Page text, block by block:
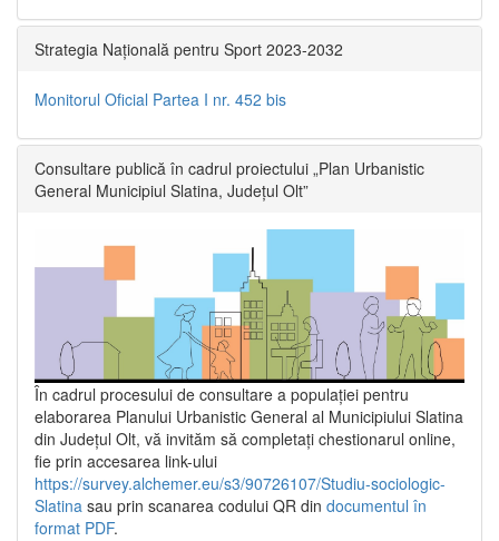
Strategia Națională pentru Sport 2023-2032
Monitorul Oficial Partea I nr. 452 bis
Consultare publică în cadrul proiectului „Plan Urbanistic
General Municipiul Slatina, Județul Olt”
În cadrul procesului de consultare a populaţiei pentru
elaborarea Planului Urbanistic General al Municipiului Slatina
din Județul Olt, vă invităm să completați chestionarul online,
fie prin accesarea link-ului
https://survey.alchemer.eu/s3/90726107/Studiu-sociologic-
Slatina sau prin scanarea codului QR din documentul în
format PDF.